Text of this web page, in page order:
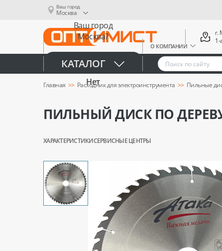
Ваш город
Москва
Ваш город
Москва?
Да
Нет
О КОМПАНИИ
г.
1-
КАТАЛОГ
Главная Расходник для электроинструмента Пильные
ПИЛЬНЫЙ ДИСК ПО
ХАРАКТЕРИСТИКИСЕРВИСНЫЕ ЦЕНТРЫ